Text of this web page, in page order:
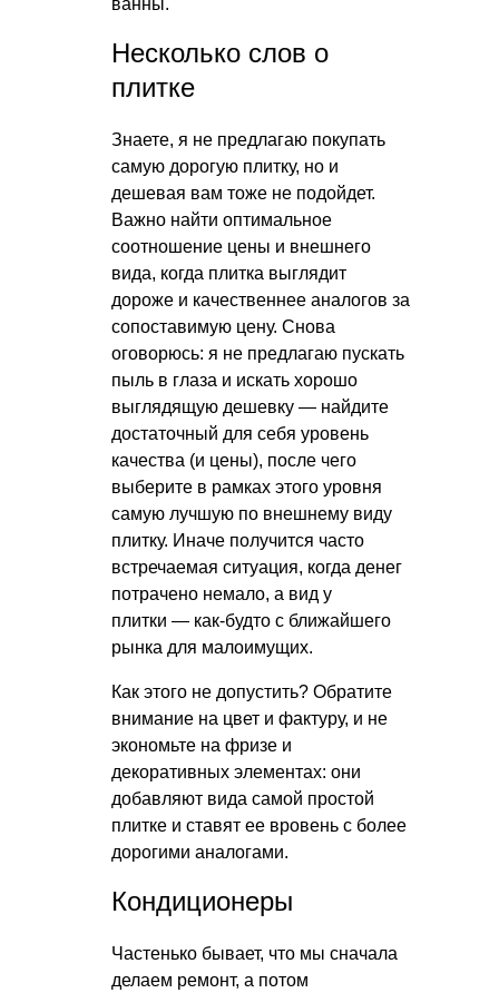
Несколько слов о
плитке
Знаете, я не предлагаю покупать
самую дорогую плитку, но и
дешевая вам тоже не подойдет.
Важно найти оптимальное
соотношение цены и внешнего
вида, когда плитка выглядит
дороже и качественнее аналогов за
сопоставимую цену. Снова
оговорюсь: я не предлагаю пускать
пыль в глаза и искать хорошо
выглядящую дешевку — найдите
достаточный для себя уровень
качества (и цены), после чего
выберите в рамках этого уровня
самую лучшую по внешнему виду
плитку. Иначе получится часто
встречаемая ситуация, когда денег
потрачено немало, а вид у
плитки — как-будто с ближайшего
рынка для малоимущих.
Как этого не допустить? Обратите
внимание на цвет и фактуру, и не
экономьте на фризе и
декоративных элементах: они
добавляют вида самой простой
плитке и ставят ее вровень с более
дорогими аналогами.
Кондиционеры
Частенько бывает, что мы сначала
делаем ремонт, а потом